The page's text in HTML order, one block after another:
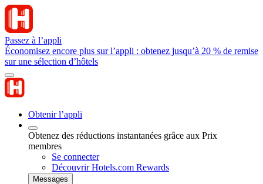
Passez à l’appli
Économisez encore plus sur l’appli : obtenez jusqu’à 20 % de remise
sur une sélection d’hôtels
Obtenir l’appli
Obtenez des réductions instantanées grâce aux Prix
membres
Se connecter
Découvrir Hotels.com Rewards
Messages